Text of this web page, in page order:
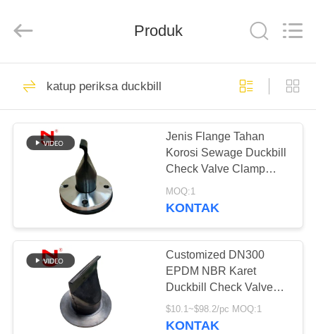
RUMAH
PRODUK
TAMPILAN
TENTANG
KAMI
PABRIK
Shock
Absorber
Rights
Sambungan
Ekspansi Karet Bola
Tunggal
175
Sambungan
Ekspansi Berulir
49
Produk
katup periksa duckbill
Jenis Flange Tahan
Korosi Sewage Duckbill
Check Valve Clamp
Terhubung
MOQ:1
KONTAK
Customized DN300
EPDM NBR Karet
Duckbill Check Valve
dengan pengalaman 20
tahun untuk aplikasi air
$10.1~$98.2/pc MOQ:1
KONTAK